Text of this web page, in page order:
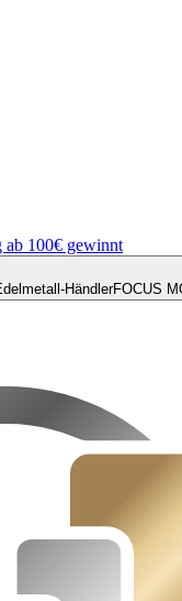
ab 100€ gewinnt
HändlerFOCUS